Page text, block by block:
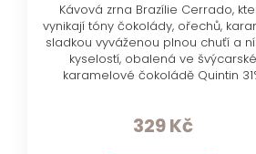
Kávová zrna Brazílie Cerrado,
vynikají tóny čokolády, ořechů,
sladkou vyváženou plnou chuťí a
kyselostí, obalená ve švýcarské
karamelové čokoládě Quintin
329Kč